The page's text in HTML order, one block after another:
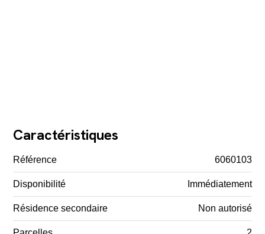
Caractéristiques
Référence 6060103
Disponibilité Immédiatement
Résidence secondaire Non autorisé